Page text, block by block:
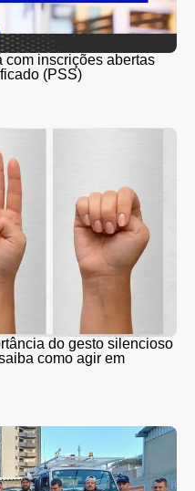
com inscrições abertas
(PSS)
do gesto silencioso
como agir em